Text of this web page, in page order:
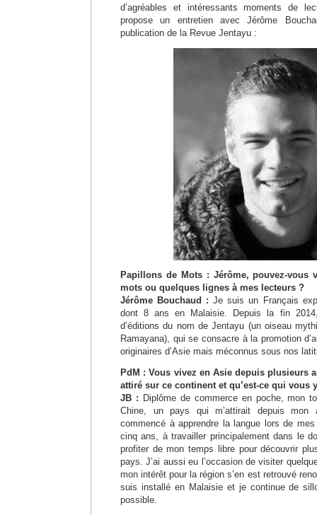
d’agréables et intéressants moments de
propose un entretien avec Jérôme
publication de la Revue Jentayu :
Papillons de Mots : Jérôme, pouvez-vous
mots ou quelques lignes à mes lecteurs ?
Jérôme Bouchaud : Je suis un Français
dont 8 ans en Malaisie. Depuis la fin
d’éditions du nom de Jentayu (un oiseau
Ramayana), qui se consacre à la promotion
originaires d’Asie mais méconnus sous nos
PdM : Vous vivez en Asie depuis plusieurs
attiré sur ce continent et qu’est-ce qui vous
JB : Diplôme de commerce en poche, mon
Chine, un pays qui m’attirait depuis mon
commencé à apprendre la langue lors de
cinq ans, à travailler principalement dans le
profiter de mon temps libre pour découvrir
pays. J’ai aussi eu l’occasion de visiter
mon intérêt pour la région s’en est retrouvé
suis installé en Malaisie et je continue de
possible.